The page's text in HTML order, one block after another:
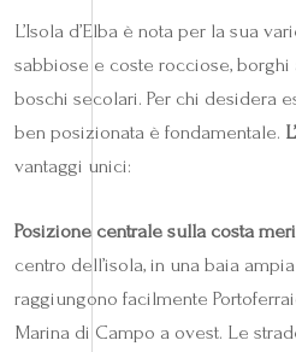
L’Isola d’Elba è nota per la sua
sabbiose e coste rocciose,
boschi secolari. Per chi desidera
ben posizionata è fondamentale.
vantaggi unici:
Posizione centrale sulla costa
centro dell’isola, in una baia
raggiungono facilmente
Marina di Campo a ovest. Le